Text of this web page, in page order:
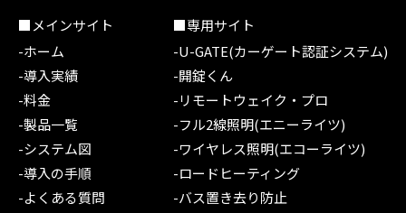
■メインサイト
-ホーム
-導入実績
-料金
-製品一覧
-システム図
-導入の手順
-よくある質問
■専用サイト
-U-GATE(カーゲート認証システム)
-開錠くん
-リモートウェイク・プロ
-フル2線照明(エニーライツ)
-ワイヤレス照明(エコーライツ)
-ロードヒーティング
-バス置き去り防止